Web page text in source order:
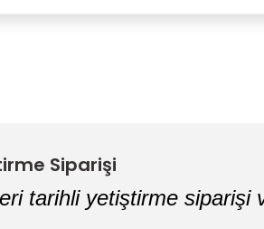
Siparişi
tarihli yetiştirme siparişi